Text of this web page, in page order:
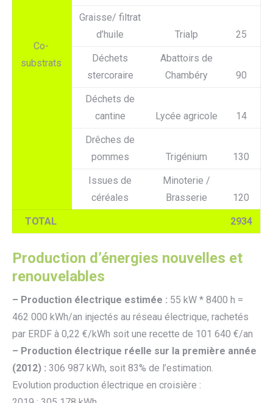
Co-
substrats
Graisse/ filtrat
d’huile
Trialp 25
Déchets
stercoraire
Abattoirs de
Chambéry
90
Déchets de
cantine
Lycée agricole 14
Drêches de
pommes
Trigénium 130
Issues de
céréales
Minoterie /
Brasserie
120
TOTAL 2934
Production d’énergies nouvelles et
renouvelables
– Production électrique estimée : 55 kW * 8400 h =
462 000 kWh/an injectés au réseau électrique, rachetés
par ERDF à 0,22 €/kWh soit une recette de 101 640 €/an
– Production électrique réelle sur la première année
(2012) : 306 987 kWh, soit 83% de l’estimation.
Evolution production électrique en croisière :